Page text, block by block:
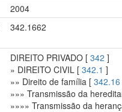
2004
342.1662
DIREITO PRIVADO [342 ]
» DIREITO CIVIL [342.1 ]
»» Direito de família [342.16
»»» Transmissão da
»»»» Transmissão da